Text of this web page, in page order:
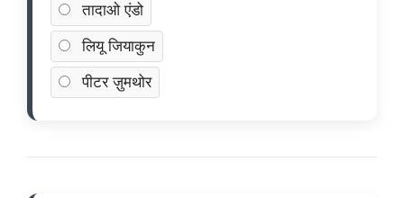
तादाओ एंडो
लियू जियाकुन
पीटर ज़ुमथोर